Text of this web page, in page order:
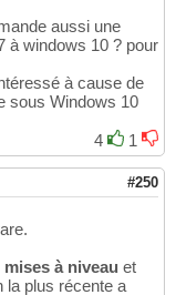
aussi une
à windows 10 ? pour
à cause de
sous Windows 10
4
1
#250
mises à niveau et
la plus récente a